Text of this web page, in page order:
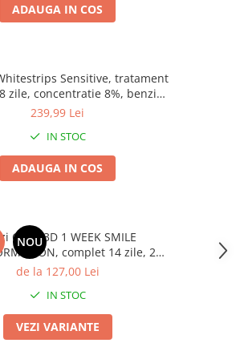
ADAUGA IN COS
Sensitive, tratament
zile, concentratie 8%, benzi
albire dinti sensibili
239,99 Lei
IN STOC
ADAUGA IN COS
NOU
Crest 3D 1 WEEK SMILE
complet 14 zile, 28
concentratie, aplicare 60 min,
de la 127,00 Lei
IN STOC
VEZI VARIANTE